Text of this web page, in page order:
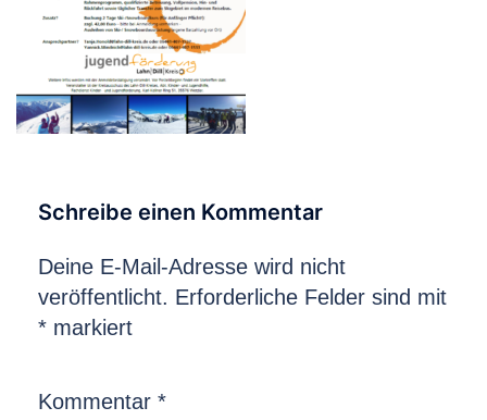
Schreibe einen Kommentar
Deine E-Mail-Adresse wird nicht
veröffentlicht. Erforderliche Felder sind mit
* markiert
Kommentar *